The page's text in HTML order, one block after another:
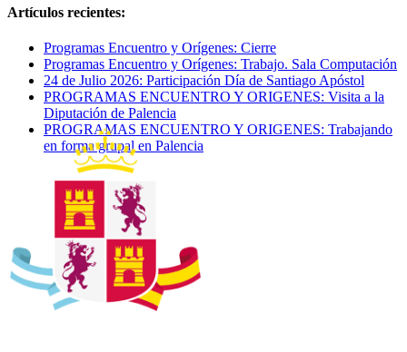
Artículos recientes:
Programas Encuentro y Orígenes: Cierre
Programas Encuentro y Orígenes: Trabajo. Sala Computación
24 de Julio 2026: Participación Día de Santiago Apóstol
PROGRAMAS ENCUENTRO Y ORIGENES: Visita a la
Diputación de Palencia
PROGRAMAS ENCUENTRO Y ORIGENES: Trabajando
en forma grupal en Palencia